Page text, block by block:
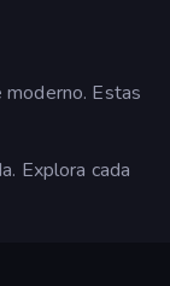
Estas
Explora cada